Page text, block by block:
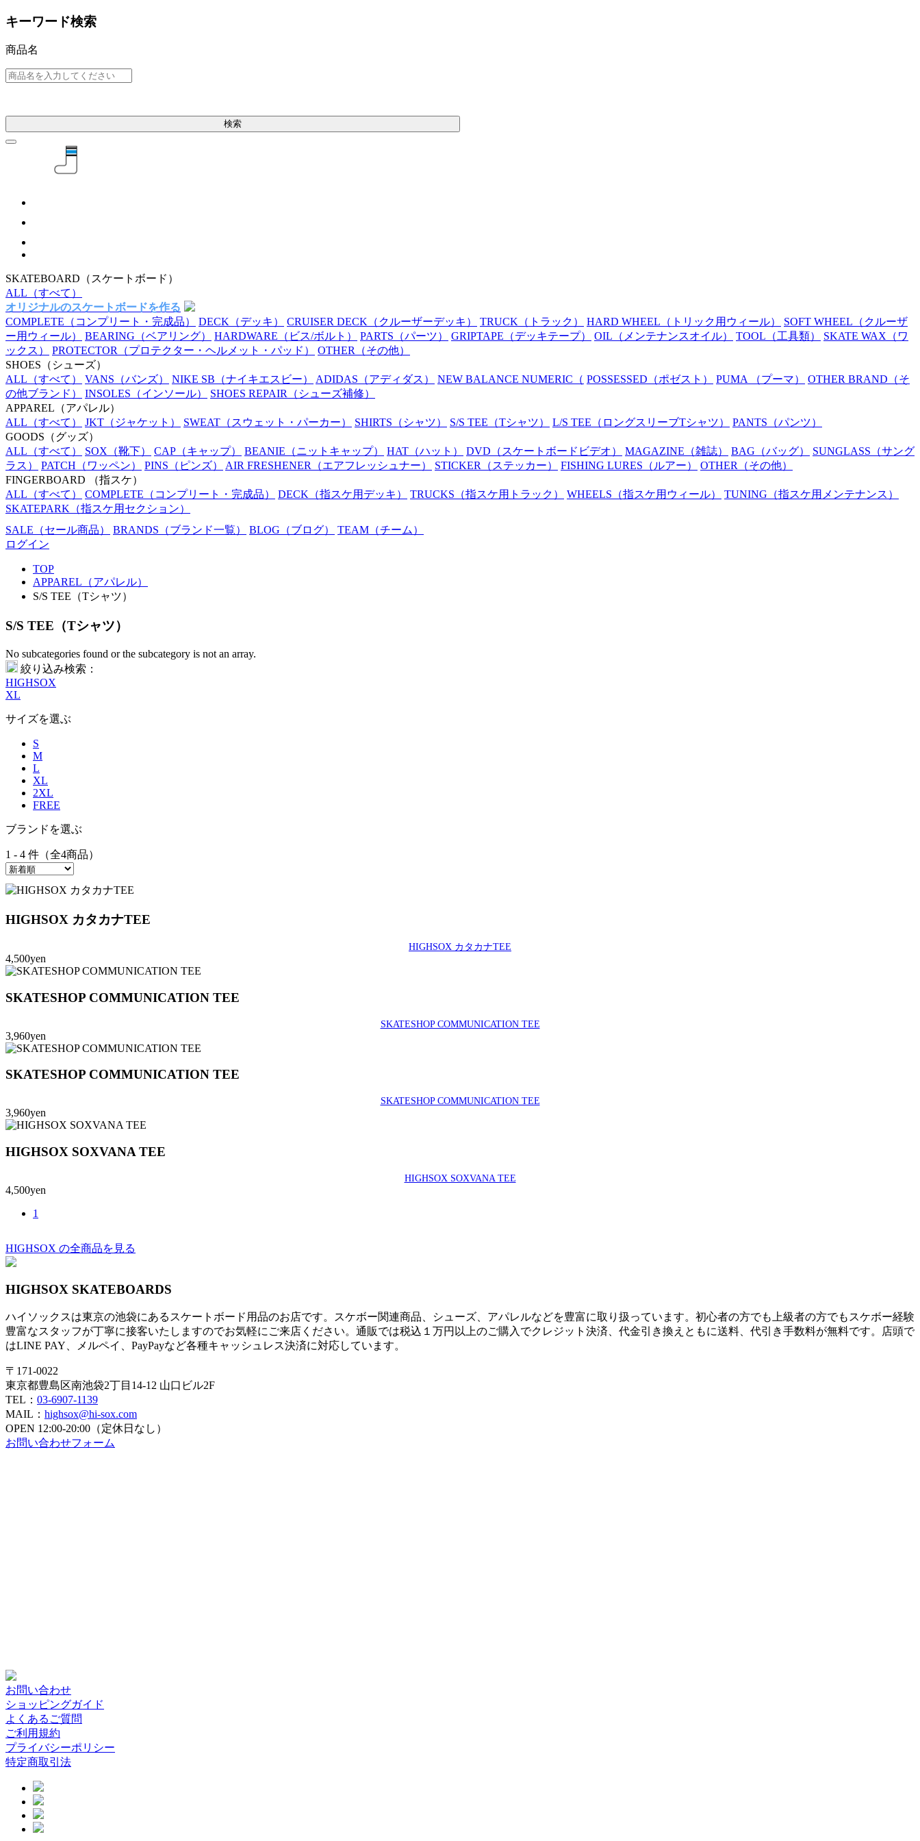
キーワード検索
商品名
検索
SKATEBOARD （スケートボード）
ALL （すべて）
オリジナルのスケートボードを作る
COMPLETE （コンプリート・完成品） DECK （デッキ） CRUISER DECK （クルーザーデッキ） TRUCK （トラック） HARD WHEEL （トリック用ウィール） SOFT WHEEL （クルーザ
ー用ウィール）
BEARING （ベアリング） HARDWARE （ビス/ボルト） PARTS （パーツ） GRIPTAPE （デッキテープ） OIL （メンテナンスオイル） TOOL （工具類） SKATE WAX （ワ
ックス）
PROTECTOR （プロテクター・ヘルメット・パッド） OTHER （その他）
SHOES （シューズ）
ALL （すべて） VANS （バンズ） NIKE SB （ナイキエスビー） ADIDAS （アディダス） NEW BALANCE NUMERIC （ POSSESSED （ポゼスト） PUMA （プーマ） OTHER BRAND （そ
の他ブランド）
INSOLES （インソール） SHOES REPAIR （シューズ補修）
APPAREL （アパレル）
ALL （すべて） JKT （ジャケット） SWEAT （スウェット・パーカー） SHIRTS （シャツ） S/S TEE （Tシャツ） L/S TEE （ロングスリーブTシャツ） PANTS （パンツ）
GOODS （グッズ）
ALL （すべて） SOX （靴下） CAP （キャップ） BEANIE （ニットキャップ） HAT （ハット） DVD （スケートボードビデオ） MAGAZINE （雑誌） BAG （バッグ） SUNGLASS （サング
ラス）
PATCH （ワッペン） PINS （ピンズ） AIR FRESHENER （エアフレッシュナー） STICKER （ステッカー） FISHING LURES （ルアー） OTHER （その他）
FINGERBOARD
（指スケ）
ALL （すべて） COMPLETE （コンプリート・完成品） DECK （指スケ用デッキ） TRUCKS （指スケ用トラック） WHEELS （指スケ用ウィール） TUNING （指スケ用メンテナンス）
SKATEPARK （指スケ用セクション）
SALE （セール商品） BRANDS （ブランド一覧） BLOG （ブログ） TEAM （チーム）
ログイン
TOP
APPAREL（アパレル）
S/S TEE（Tシャツ）
S/S TEE（Tシャツ）
No subcategories found or the subcategory is not an array.
絞り込み検索：
HIGHSOX
XL
サイズを選ぶ
S
M
L
XL
2XL
FREE
ブランドを選ぶ
1 - 4 件（全4商品）
HIGHSOX カタカナTEE
HIGHSOX カタカナTEE
4,500yen
SKATESHOP COMMUNICATION TEE
SKATESHOP COMMUNICATION TEE
3,960yen
SKATESHOP COMMUNICATION TEE
SKATESHOP COMMUNICATION TEE
3,960yen
HIGHSOX SOXVANA TEE
HIGHSOX SOXVANA TEE
4,500yen
1
HIGHSOX の全商品を見る
HIGHSOX SKATEBOARDS
ハイソックスは東京の池袋にあるスケートボード用品のお店です。スケボー関連商品、シューズ、アパレルなどを豊富に取り扱っています。初心者の方でも上級者の方でもスケボー経験
豊富なスタッフが丁寧に接客いたしますのでお気軽にご来店ください。通販では税込１万円以上のご購入でクレジット決済、代金引き換えともに送料、代引き手数料が無料です。店頭で
はLINE PAY、メルペイ、PayPayなど各種キャッシュレス決済に対応しています。
〒171-0022
東京都豊島区南池袋2丁目14-12 山口ビル2F
TEL： 03-6907-1139
MAIL： highsox@hi-sox.com
OPEN 12:00-20:00（定休日なし）
お問い合わせフォーム
お問い合わせ
ショッピングガイド
よくあるご質問
ご利用規約
プライバシーポリシー
特定商取引法